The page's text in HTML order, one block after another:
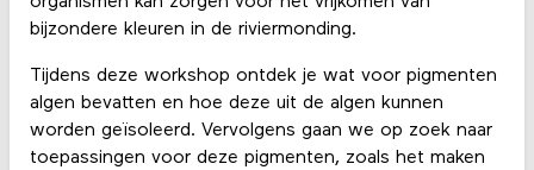
bijzondere kleuren in de riviermonding.
Tijdens deze workshop ontdek je wat voor pigmenten
algen bevatten en hoe deze uit de algen kunnen
worden geïsoleerd. Vervolgens gaan we op zoek naar
toepassingen voor deze pigmenten, zoals het maken